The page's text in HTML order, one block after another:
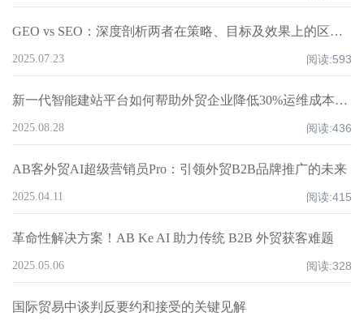
GEO vs SEO：深度剖析两者在策略、目标及效果上的区别！
2025.07.23 阅读:593
新一代智能建站平台如何帮助外贸企业降低30%运维成本并加速获客？
2025.08.28 阅读:436
AB客外贸AI超级营销员Pro：引领外贸B2B品牌推广的未来
2025.04.11 阅读:415
革命性解决方案！AB Ke AI 助力传统 B2B 外贸获客难题
2025.05.06 阅读:328
国际贸易中谈判反要约和接受的关键见解